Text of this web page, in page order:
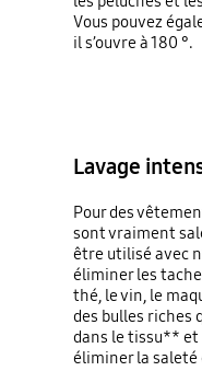
Vous pouvez
il s’ouvre à 180 °.
Lavage
Pour des
sont vraiment
être utilisé avec
éliminer les
thé, le vin, le
des bulles riches
dans le tissu** et
éliminer la saleté